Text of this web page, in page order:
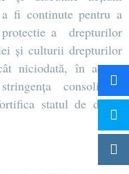
a fi continute pentru a
protectie a drepturilor
și culturii drepturilor
niciodată, în aceste
consolidării
statul de drept,